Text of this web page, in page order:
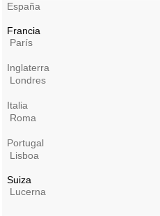
España
Francia
París
Inglaterra
Londres
Italia
Roma
Portugal
Lisboa
Suiza
Lucerna